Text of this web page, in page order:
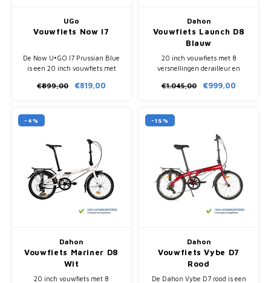
UGo
Vouwfiets Now I7
De Now U•GO I7 Prussian Blue
is een 20 inch vouwfiets met
Shimano Nexus 7
€899,00 €819,00
Dahon
Vouwfiets Launch D8
Blauw
20 inch vouwfiets met 8
versnellingen derailleur en
inklapbaar en geschikt voor
€1.045,00 €999,00
-4%
Dahon
Vouwfiets Mariner D8
Wit
20 inch vouwfiets met 8
-15%
Dahon
Vouwfiets Vybe D7
Rood
De Dahon Vybe D7 rood is een